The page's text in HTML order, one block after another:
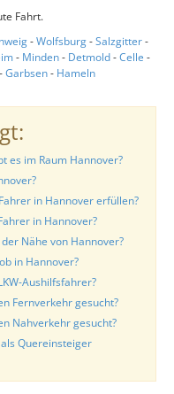
Fahrt.
-Wolfsburg-Salzgitter-
- Minden- Detmold-Celle -
Garbsen- Hameln
es im Raum Hannover?
in Hannover erfüllen?
in Hannover?
Nähe von Hannover?
in Hannover?
Aushilfsfahrer?
Fernverkehr gesucht?
Nahverkehr gesucht?
Quereinsteiger